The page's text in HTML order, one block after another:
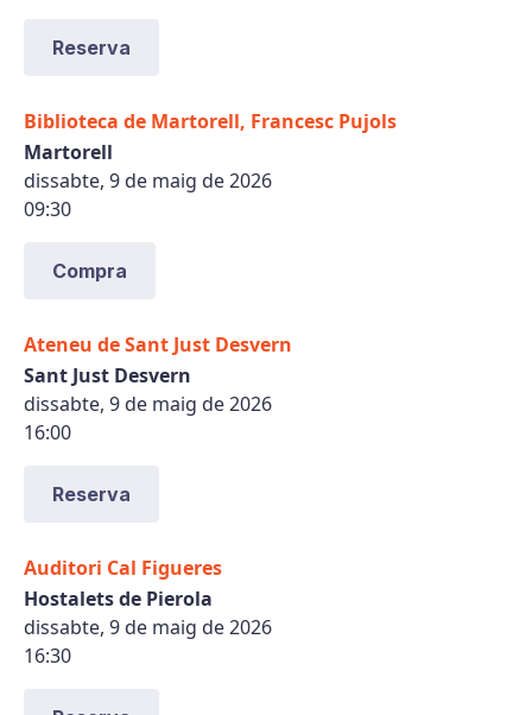
Reserva
Biblioteca de Martorell, Francesc Pujols
Martorell
dissabte, 9 de maig de 2026
09:30
Compra
Ateneu de Sant Just Desvern
Sant Just Desvern
dissabte, 9 de maig de 2026
16:00
Reserva
Auditori Cal Figueres
Hostalets de Pierola
dissabte, 9 de maig de 2026
16:30